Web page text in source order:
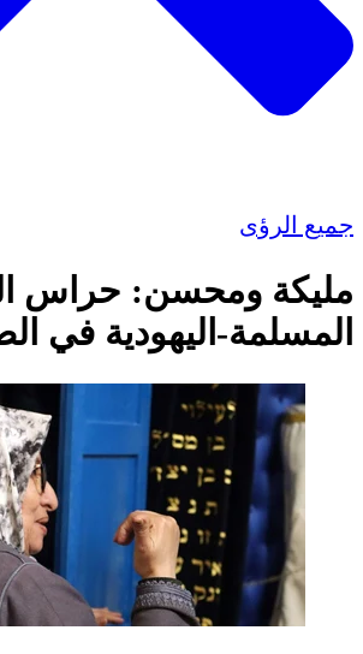
جميع الرؤى
مليكة ومحسن: حراس
المسلمة-اليهودية في